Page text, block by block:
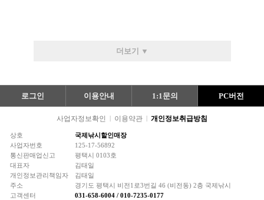
더보기 ▼
로그인 이용안내 1:1문의 PC버전
사업자정보확인 | 이용약관 | 개인정보취급방침
상호
국제낚시할인매장
사업자번호
125-17-56892
통신판매업신고
평택시 0103호
대표자
김태일
개인정보관리책임자
김태일
주소
경기도 평택시 비전1로3번길 46 (비전동) 2층 국제낚시
고객센터
031-658-6004 / 010-7235-0177